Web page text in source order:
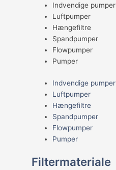
Indvendige pumper
Luftpumper
Hængefiltre
Spandpumper
Flowpumper
Pumper
Indvendige pumper
Luftpumper
Hængefiltre
Spandpumper
Flowpumper
Pumper
Filtermateriale